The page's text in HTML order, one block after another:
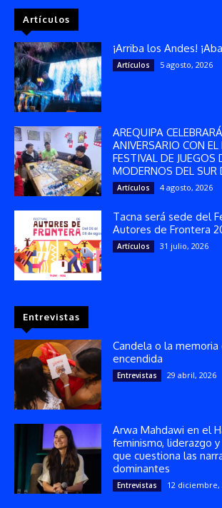
Artículos
¡Arriba los Andes!
Artículos 5 agosto, 2026
AREQUIPA
ANIVERSARIO CON
FESTIVAL DE JUEGOS
MODERNOS DEL SUR
Artículos 4 agosto, 2026
Tacna será sede del
Autores de Frontera
Artículos 31 julio, 2026
Entrevistas
Candela o la memoria
encendida
Entrevistas 29 abril, 2026
Arwa Mahdawi en el
feminismo, liderazgo
que cuestiona las
dominantes
Entrevistas 12 diciembre,